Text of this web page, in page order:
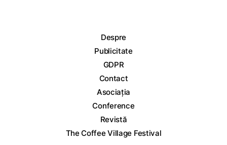
Despre
Publicitate
GDPR
Contact
Asociația
Conference
Revistă
The Coffee Village Festival